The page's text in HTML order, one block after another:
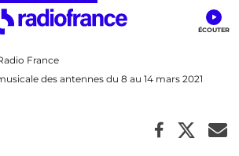
Contenu
France
des antennes du 8 au 14 mars 2021